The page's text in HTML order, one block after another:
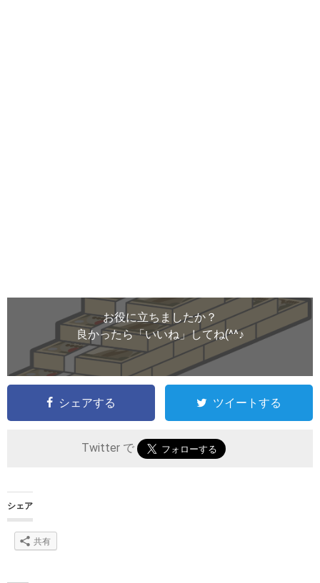
お役に立ちましたか？
良かったら「いいね」してね(^^♪
シェアする ツイートする
Twitter で
シェア
共有